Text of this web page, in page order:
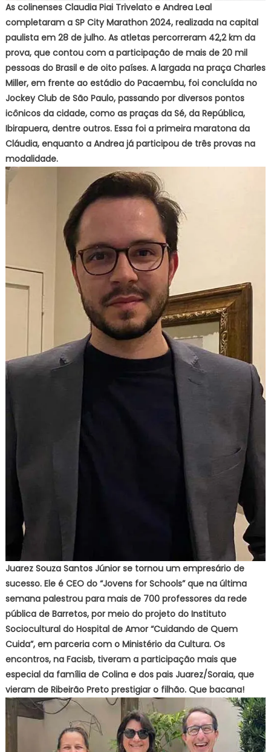
As colinenses Claudia Piai Trivelato e Andrea Leal
completaram a SP City Marathon 2024, realizada na capital
paulista em 28 de julho. As atletas percorreram 42,2 km da
prova, que contou com a participação de mais de 20 mil
pessoas do Brasil e de oito países. A largada na praça Charles
Miller, em frente ao estádio do Pacaembu, foi concluída no
Jockey Club de São Paulo, passando por diversos pontos
icônicos da cidade, como as praças da Sé, da República,
Ibirapuera, dentre outros. Essa foi a primeira maratona da
Cláudia, enquanto a Andrea já participou de três provas na
modalidade.
Juarez Souza Santos Júnior se tornou um empresário de
sucesso. Ele é CEO do “Jovens for Schools” que na última
semana palestrou para mais de 700 professores da rede
pública de Barretos, por meio do projeto do Instituto
Sociocultural do Hospital de Amor “Cuidando de Quem
Cuida”, em parceria com o Ministério da Cultura. Os
encontros, na Facisb, tiveram a participação mais que
especial da família de Colina e dos pais Juarez/Soraia, que
vieram de Ribeirão Preto prestigiar o filhão. Que bacana!